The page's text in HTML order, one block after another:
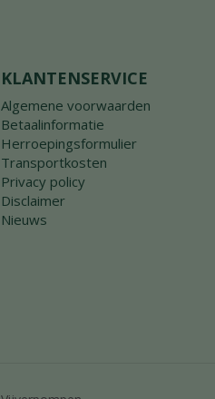
KLANTENSERVICE
Algemene voorwaarden
Betaalinformatie
Herroepingsformulier
Transportkosten
Privacy policy
Disclaimer
Nieuws